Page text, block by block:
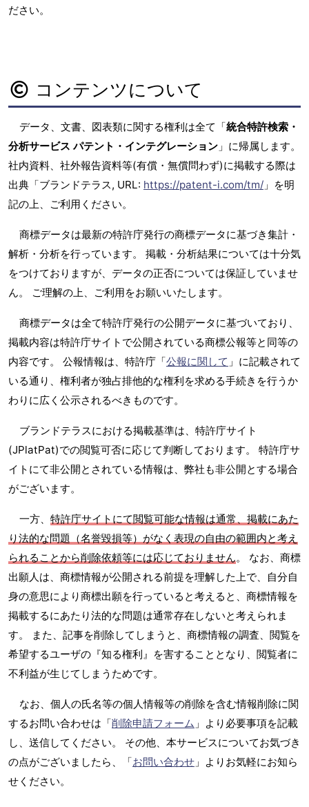
ださい。
コンテンツについて
データ、文書、図表類に関する権利は全て「統合特許検索・
分析サービス パテント・インテグレーション 」に帰属します。
社内資料、社外報告資料等(有償・無償問わず)に掲載する際は
出典「ブランドテラス, URL: https://patent-i.com/tm/ 」を明
記の上、ご利用ください。
商標データは最新の特許庁発行の商標データに基づき集計・
解析・分析を行っています。 掲載・分析結果については十分気
をつけておりますが、データの正否については保証していませ
ん。 ご理解の上、ご利用をお願いいたします。
商標データは全て特許庁発行の公開データに基づいており、
掲載内容は特許庁サイトで公開されている商標公報等と同等の
内容です。 公報情報は、特許庁「公報に関して 」に記載されて
いる通り、権利者が独占排他的な権利を求める手続きを行うか
わりに広く公示されるべきものです。
ブランドテラスにおける掲載基準は、特許庁サイト
(JPlatPat)での閲覧可否に応じて判断しております。 特許庁サ
イトにて非公開とされている情報は、弊社も非公開とする場合
がございます。
一方、 特許庁サイトにて閲覧可能な情報は通常、掲載にあた
り法的な問題（名誉毀損等）がなく表現の自由の範囲内と考え
られることから削除依頼等には応じておりません。 なお、商標
出願人は、商標情報が公開される前提を理解した上で、自分自
身の意思により商標出願を行っていると考えると、商標情報を
掲載するにあたり法的な問題は通常存在しないと考えられま
す。 また、記事を削除してしまうと、商標情報の調査、閲覧を
希望するユーザの『知る権利』を害することとなり、閲覧者に
不利益が生じてしまうためです。
なお、個人の氏名等の個人情報等の削除を含む情報削除に関
するお問い合わせは「削除申請フォーム 」より必要事項を記載
し、送信してください。 その他、本サービスについてお気づき
の点がございましたら、「お問い合わせ 」よりお気軽にお知ら
せください。